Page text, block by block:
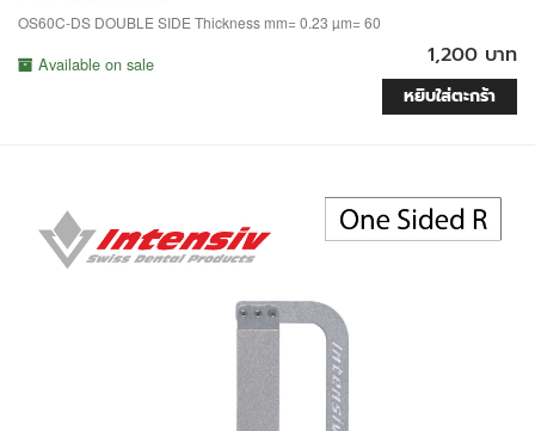
OS60C-DS DOUBLE SIDE Thickness mm= 0.23 µm= 60
Available on sale 1,200 บาท
หยิบใส่ตะกร้า